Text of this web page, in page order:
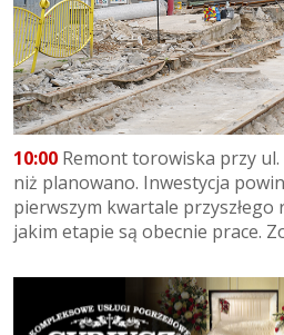
10:00 Remont torowiska przy ul.
niż planowano. Inwestycja
pierwszym kwartale przyszłego
jakim etapie są obecnie prace.